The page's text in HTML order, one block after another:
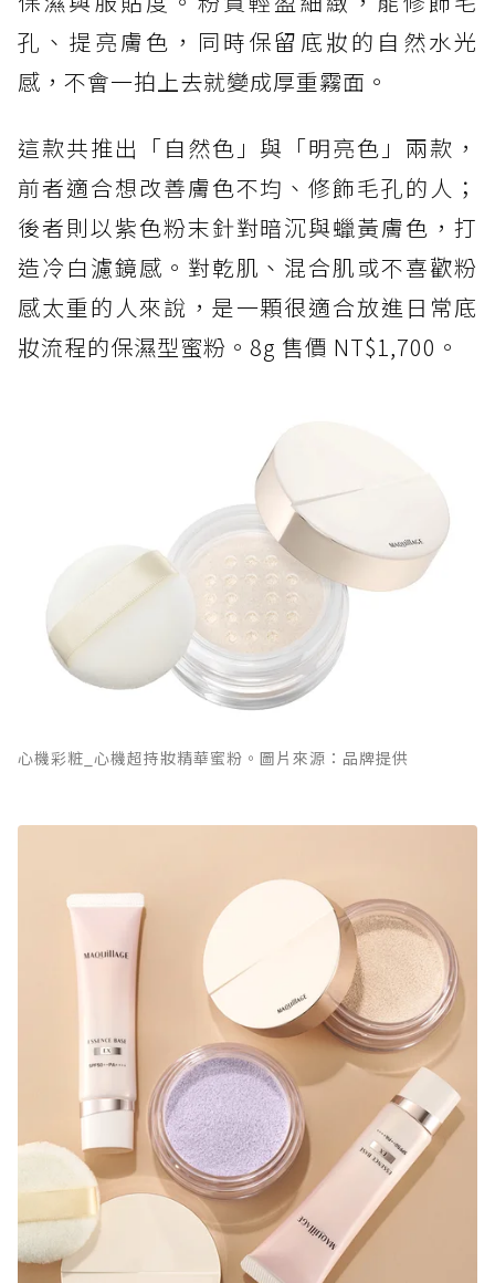
孔、提亮膚色，同時保留底妝的自然水光
感，不會一拍上去就變成厚重霧面。
這款共推出「自然色」與「明亮色」兩款，
前者適合想改善膚色不均、修飾毛孔的人；
後者則以紫色粉末針對暗沉與蠟黃膚色，打
造冷白濾鏡感。對乾肌、混合肌或不喜歡粉
感太重的人來說，是一顆很適合放進日常底
妝流程的保濕型蜜粉。8g 售價 NT$1,700。
心機彩粧_心機超持妝精華蜜粉。圖片來源：品牌提供